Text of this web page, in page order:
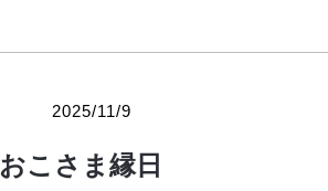
2025/11/9
おこさま縁日